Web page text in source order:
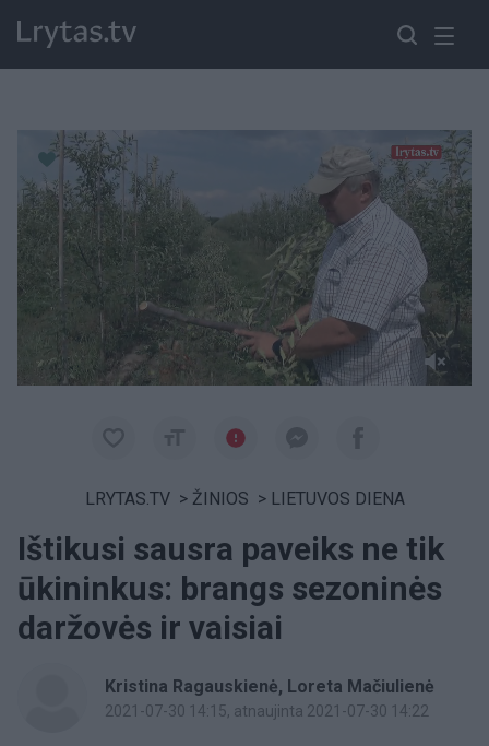
Paremkite Ukrainą
LRYTAS.TV > ŽINIOS > LIETUVOS DIENA
Ištikusi sausra paveiks ne tik
ūkininkus: brangs sezoninės
daržovės ir vaisiai
Kristina Ragauskienė, Loreta Mačiulienė
2021-07-30 14:15, atnaujinta 2021-07-30 14:22